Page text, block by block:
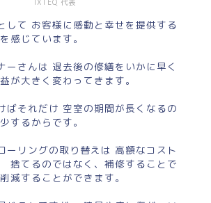
IXTEQ 代表
して お客様に感動と幸せを提供する
感じています。
ーさんは 退去後の修繕をいかに早く
が大きく変わってきます。
ばそれだけ 空室の期間が長くなるの
するからです。
ーリングの取り替えは 高額なコスト
捨てるのではなく、補修することで
減することができます。